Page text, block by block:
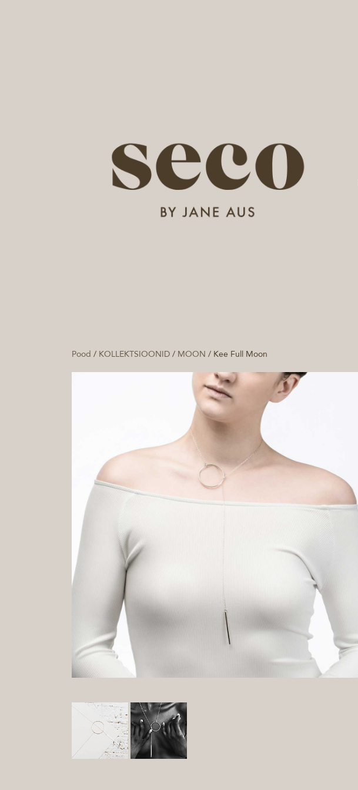
Pood / KOLLEKTSIOONID / MOON / Kee Full Moon